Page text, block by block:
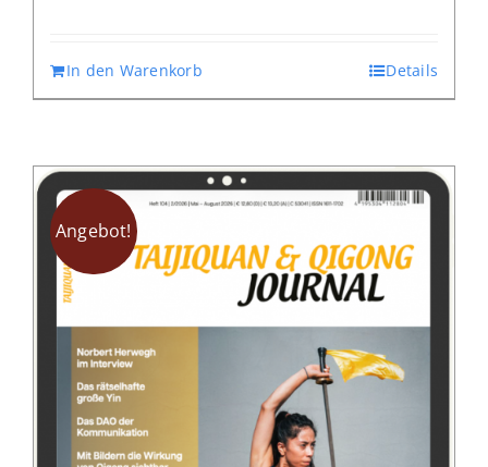
€ 12,80€ 9,90.
In den Warenkorb Details
Angebot!